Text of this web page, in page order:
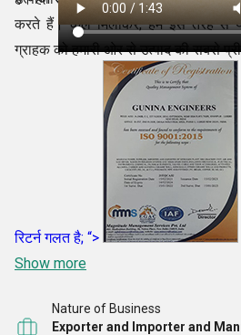
करते हैं। कुल मिलाकर, हम इस तरह से
ग्राहक को हमारी ओर से उत्पाद की सबसे
रिटर्न गलत है; “>
Show more
Nature of Business
Exporter and Importer and